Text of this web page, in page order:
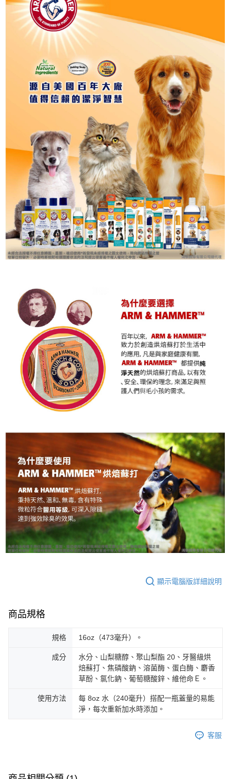
顯示電腦版詳細說明
商品規格
規格 16oz（473毫升）。
成分
水分、山梨糖醇、聚山梨酯 20、牙醫級烘
焙蘇打、焦磷酸鈉、溶菌酶、蛋白酶、麝香
草酚、氯化鈉、葡萄糖酸鋅、維他命Ｅ。
使用方法
每 8oz 水（240毫升）搭配一瓶蓋量的易能
淨，每次重新加水時添加。
客服